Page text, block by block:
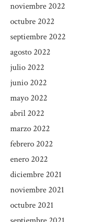
noviembre 2022
octubre 2022
septiembre 2022
agosto 2022
julio 2022
junio 2022
mayo 2022
abril 2022
marzo 2022
febrero 2022
enero 2022
diciembre 2021
noviembre 2021
octubre 2021